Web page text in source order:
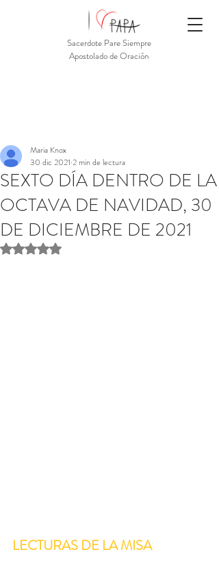
Sacerdote Pare Siempre
Apostolado de Oración
SEXTO DÍA DENTRO DE LA
OCTAVA DE NAVIDAD, 30
DE DICIEMBRE DE 2021
Maria Knox
30 dic 2021 2 min de lectura
Obtuvo NaN de 5 estrellas.
LECTURAS DE LA MISA